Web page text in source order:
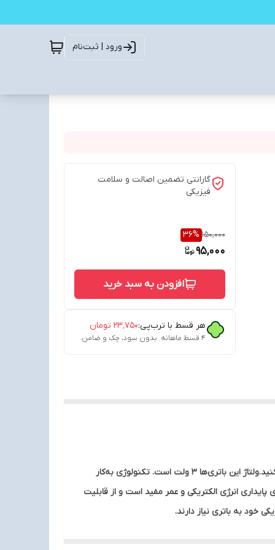
ورود | ثبت‌نام
گارانتی تضمین اصالت و سلامت
فیزیکی
150,000
36%
95,000
افزودن به سبد خرید
هر قسط با ترب‌پی:۲۳٬۷۵۰ تومان
۴ قسط ماهانه. بدون سود، چک و ضامن.
با استفاده از باتری‌ها‌ی «مکسل» مدل «CR2016» می‌توانید انرژی مورد نیاز برای ماشین حساب، ساعت و دیگر لوازم از این قبیل را تامین کنید.ولتاژ این باتری‌ها 3 ولت است. تکنولوژی به‌کار
انرژی الکتریکی و عمر مفید است و از قابلیت
خود به باتری نیاز دارند.